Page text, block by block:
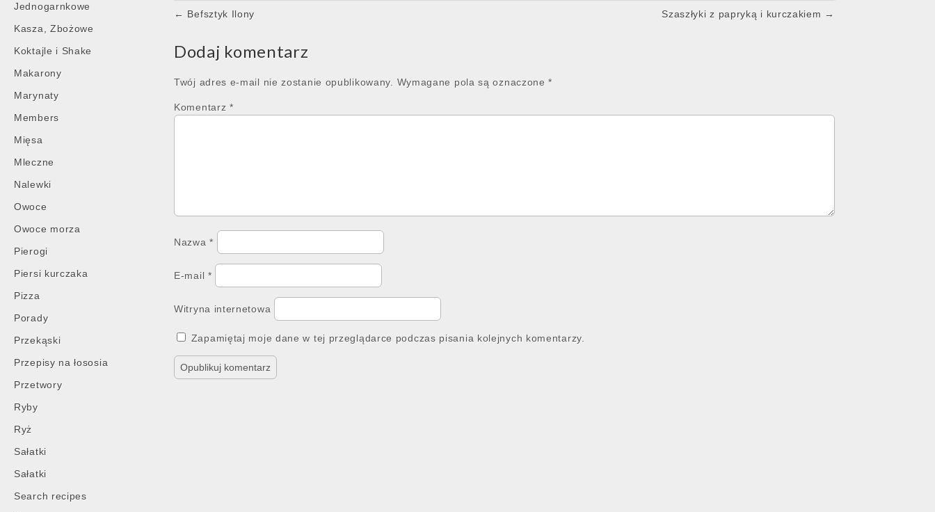
Jednogarnkowe
Kasza, Zbożowe
Koktajle i Shake
Makarony
Marynaty
Members
Mięsa
Mleczne
Nalewki
Owoce
Owoce morza
Pierogi
Piersi kurczaka
Pizza
Porady
Przekąski
Przepisy na łososia
Przetwory
Ryby
Ryż
Sałatki
Sałatki
Search recipes
Post
← Befsztyk Ilony Szaszłyki z papryką i kurczakiem →
Dodaj komentarz
Twój adres e-mail nie zostanie opublikowany. Wymagane pola są oznaczone*
Komentarz *
Nazwa*
E-mail *
Witryna internetowa
Zapamiętaj moje dane w tej przeglądarce podczas pisania kolejnych komentarzy.